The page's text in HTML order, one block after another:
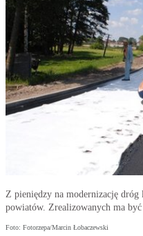
Z pieniędzy na modernizację
powiatów. Zrealizowanych ma
Foto: Fotorzepa/Marcin Łobaczewski